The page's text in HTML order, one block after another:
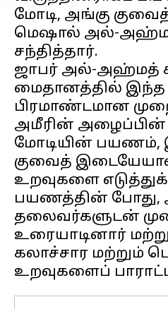
மோடி, அங்கு
மெஷால் அல்-
சந்தித்தார்.
ஜாபர் அல்-அஹ்மத்
மைதானத்தில் இந்த
பிரமாண்டமான
அமீரின் அழைப்பின்
மோடியின் பயணம்,
குவைத்
உறவுகளை
பயணத்தின் போது,
தலைவர்களுடன்
உரையாடினார்
கலாச்சார மற்றும்